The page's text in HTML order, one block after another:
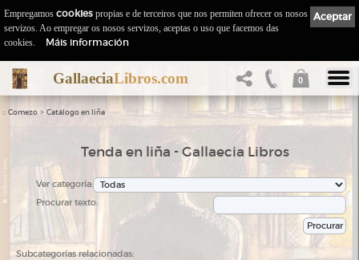
GallaeciaLibros.com 0
:: Comezo > Catálogo en liña
Tenda en liña - Gallaecia Libros
Ver categoría:
Procurar texto:
Subcategorías relacionadas:
Aceptar
Empregamos cookies propias e de terceiros que nos permiten ofrecer os nosos
servizos. Ao empregar os nosos servizos, aceptas o uso que facemos das
cookies.
Máis información